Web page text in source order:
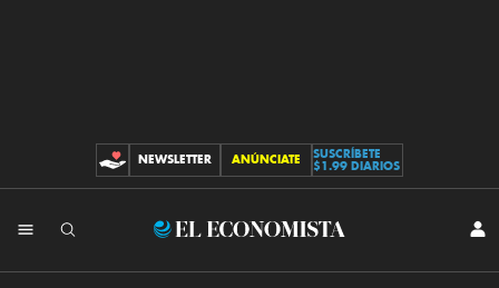
CONTRIBUCIONES
NEWSLETTER ANÚNCIATE
SUSCRÍBETE
$1.99 DIARIOS
El